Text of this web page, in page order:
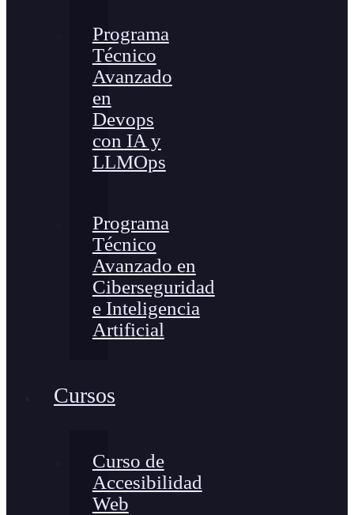
Programa
Técnico
Avanzado
en
Devops
con IA y
LLMOps
Programa
Técnico
Avanzado en
Ciberseguridad
e Inteligencia
Artificial
Cursos
Curso de
Accesibilidad
Web